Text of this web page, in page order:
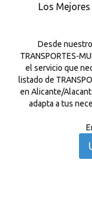
Los Mejores
Desde
TRANSPORTES-
el servicio que
listado de
en Alicante/
adapta a tus